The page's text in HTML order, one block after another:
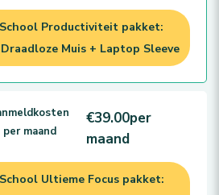
School Productiviteit pakket:
Muis + Laptop Sleeve
per maand
€39.00per
maand
Ultieme Focus pakket: